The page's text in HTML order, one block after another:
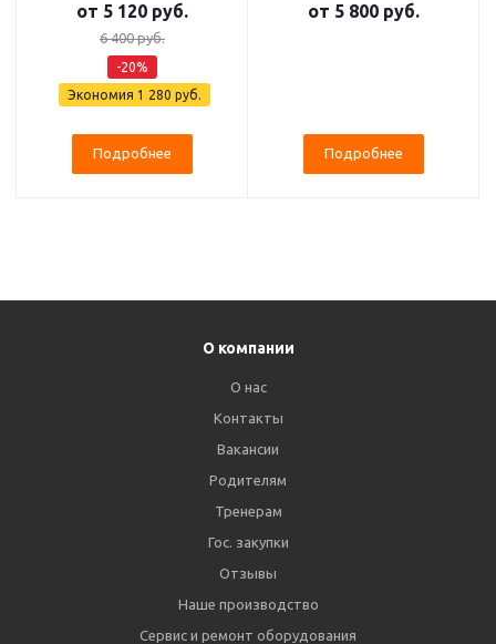
от 5 120 руб.
6 400 руб.
-20%
Экономия 1 280 руб.
Подробнее
от 5 800 руб.
Подробнее
О компании
О нас
Контакты
Вакансии
Родителям
Тренерам
Гос. закупки
Отзывы
Наше производство
Сервис и ремонт оборудования